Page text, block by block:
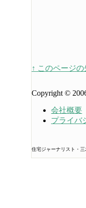
↑ このページ
Copyright ©
会社概要
プライバ
住宅ジャーナリスト・三